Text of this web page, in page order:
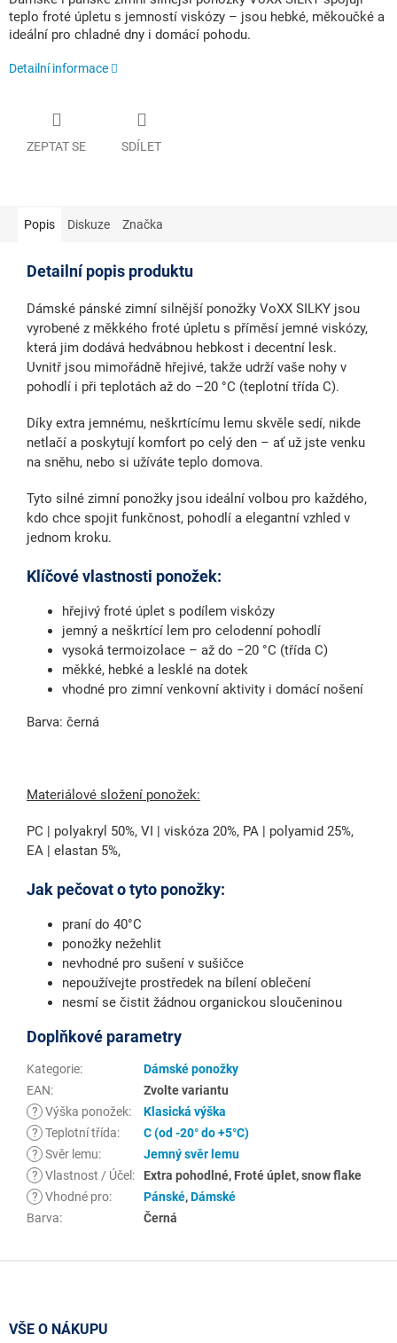
teplo froté úpletu s jemností viskózy – jsou hebké, měkoučké a
ideální pro chladné dny i domácí pohodu.
Detailní informace
ZEPTAT SE SDÍLET
Popis Diskuze Značka
Detailní popis produktu
Dámské pánské zimní silnější ponožky VoXX SILKY jsou
vyrobené z měkkého froté úpletu s příměsí jemné viskózy,
která jim dodává hedvábnou hebkost i decentní lesk.
Uvnitř jsou mimořádně hřejivé, takže udrží vaše nohy v
pohodlí i při teplotách až do –20 °C (teplotní třída C).
Díky extra jemnému, neškrtícímu lemu skvěle sedí, nikde
netlačí a poskytují komfort po celý den – ať už jste venku
na sněhu, nebo si užíváte teplo domova.
Tyto silné zimní ponožky jsou ideální volbou pro každého,
kdo chce spojit funkčnost, pohodlí a elegantní vzhled v
jednom kroku.
Klíčové vlastnosti ponožek:
hřejivý froté úplet s podílem viskózy
jemný a neškrtící lem pro celodenní pohodlí
vysoká termoizolace – až do −20 °C (třída C)
měkké, hebké a lesklé na dotek
vhodné pro zimní venkovní aktivity i domácí nošení
Barva: černá
Materiálové složení ponožek:
PC | polyakryl 50%, VI | viskóza 20%, PA | polyamid 25%,
EA | elastan 5%,
Jak pečovat o tyto ponožky:
praní do 40°C
ponožky nežehlit
nevhodné pro sušení v sušičce
nepoužívejte prostředek na bílení oblečení
nesmí se čistit žádnou organickou sloučeninou
Doplňkové parametry
Kategorie:
Dámské ponožky
EAN:
Zvolte variantu
? Výška ponožek:
Klasická výška
? Teplotní třída:
C (od -20° do +5°C)
? Svěr lemu:
Jemný svěr lemu
? Vlastnost / Účel :
Extra pohodlné, Froté úplet, snow flake
? Vhodné pro: Pánské,Dámské
Barva: Černá
VŠE O NÁKUPU